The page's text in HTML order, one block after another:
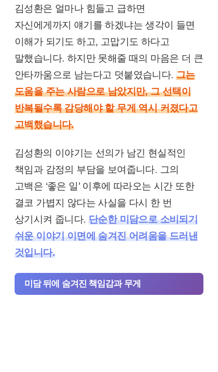
김성환은 얼마나 힘들고 급하면
자신에게까지 얘기를 하겠냐는 생각이 들면
이해가 되기도 하고, 고맙기도 하다고
말했습니다. 하지만 못해줄 때의 마음은 더 큰
안타까움으로 남는다고 덧붙였습니다. 그는
도움을 주는 사람으로 남았지만, 그 선택이
반복될수록 감당해야 할 무게 역시 커졌다고
고백했습니다.
김성환의 이야기는 선의가 남긴 현실적인
책임과 감정의 부담을 보여줍니다. 그의
고백은 ‘좋은 일’ 이후에 따라오는 시간 또한
결코 가볍지 않다는 사실을 다시 한 번
상기시켜 줍니다. 단순한 미담으로 소비되기
쉬운 이야기 이면에 숨겨진 어려움을 드러낸
것입니다.
미담 뒤에 숨겨진 책임감과 무게